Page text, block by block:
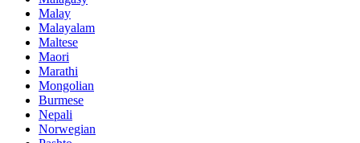
Malay
Malayalam
Maltese
Maori
Marathi
Mongolian
Burmese
Nepali
Norwegian